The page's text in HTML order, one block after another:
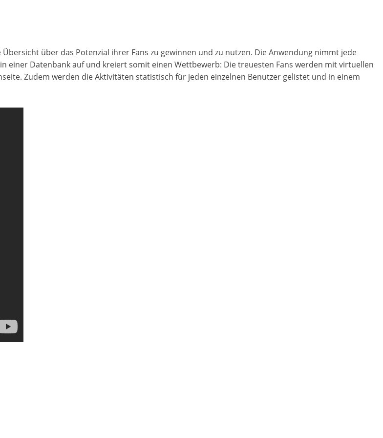
über das Potenzial ihrer Fans zu gewinnen und zu nutzen. Die Anwendung nimmt jede
einer Datenbank auf und kreiert somit einen Wettbewerb: Die treuesten Fans werden mit virtuellen
Zudem werden die Aktivitäten statistisch für jeden einzelnen Benutzer gelistet und in einem